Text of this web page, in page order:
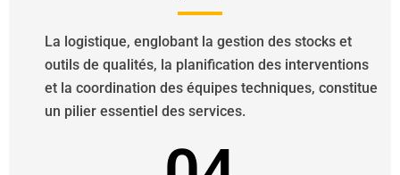
La logistique, englobant la gestion des stocks et
outils de qualités, la planification des interventions
et la coordination des équipes techniques, constitue
un pilier essentiel des services.